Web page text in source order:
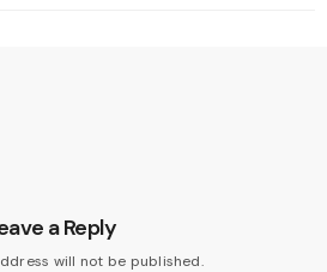
a Reply
will not be published.